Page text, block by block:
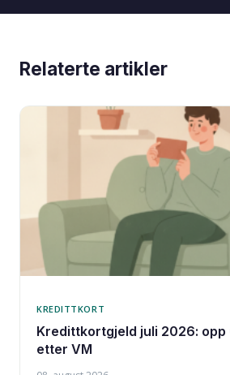
Relaterte artikler
KREDITTKORT
Kredittkortgjeld juli 2026: opp
etter VM